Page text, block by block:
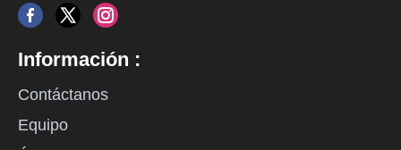
Información :
Contáctanos
Equipo